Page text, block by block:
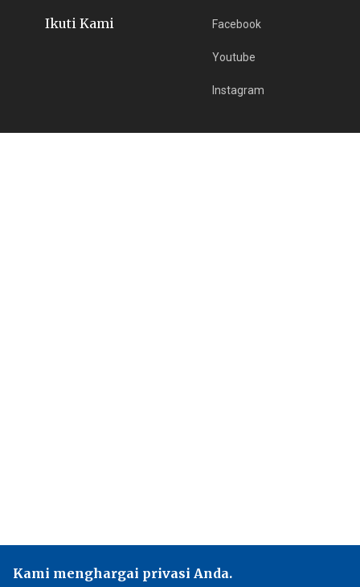
Ikuti Kami Facebook
Youtube
Instagram
Kami menghargai privasi Anda.